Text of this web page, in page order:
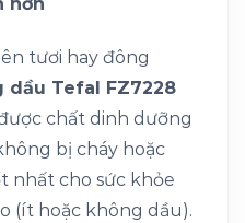
hơn
tươi hay đông
dầu Tefal FZ7228
chất dinh dưỡng
bị cháy hoặc
nhất cho sức khỏe
(ít hoặc không dầu).